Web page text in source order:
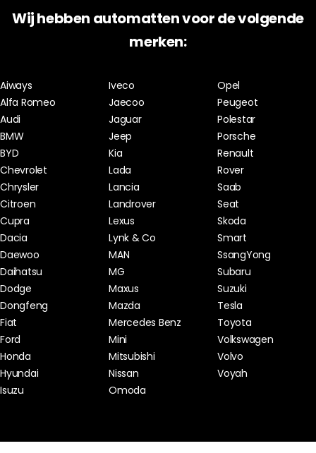
Wij hebben automatten voor de volgende
merken:
Aiways
Alfa Romeo
Audi
BMW
BYD
Chevrolet
Chrysler
Citroen
Cupra
Dacia
Daewoo
Daihatsu
Dodge
Dongfeng
Fiat
Ford
Honda
Hyundai
Isuzu
Iveco
Jaecoo
Jaguar
Jeep
Kia
Lada
Lancia
Landrover
Lexus
Lynk & Co
MAN
MG
Maxus
Mazda
Mercedes Benz
Mini
Mitsubishi
Nissan
Omoda
Opel
Peugeot
Polestar
Porsche
Renault
Rover
Saab
Seat
Skoda
Smart
SsangYong
Subaru
Suzuki
Tesla
Toyota
Volkswagen
Volvo
Voyah